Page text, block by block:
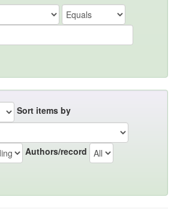
Sort items by
Authors/record